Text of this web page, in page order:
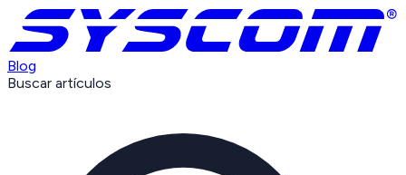
Blog
Buscar artículos